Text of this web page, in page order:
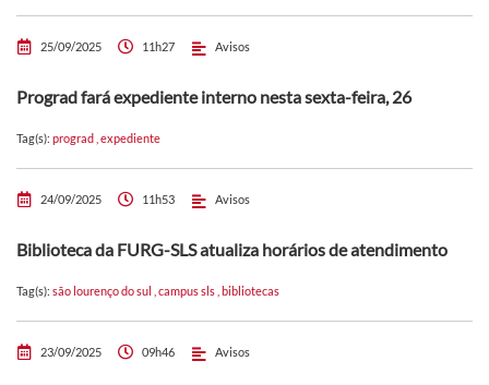
25/09/2025 11h27 Avisos
Prograd fará expediente interno nesta sexta-feira, 26
Tag(s): prograd expediente
24/09/2025 11h53 Avisos
Biblioteca da FURG-SLS atualiza horários de atendimento
Tag(s): são lourenço do sul campus sls bibliotecas
23/09/2025 09h46 Avisos